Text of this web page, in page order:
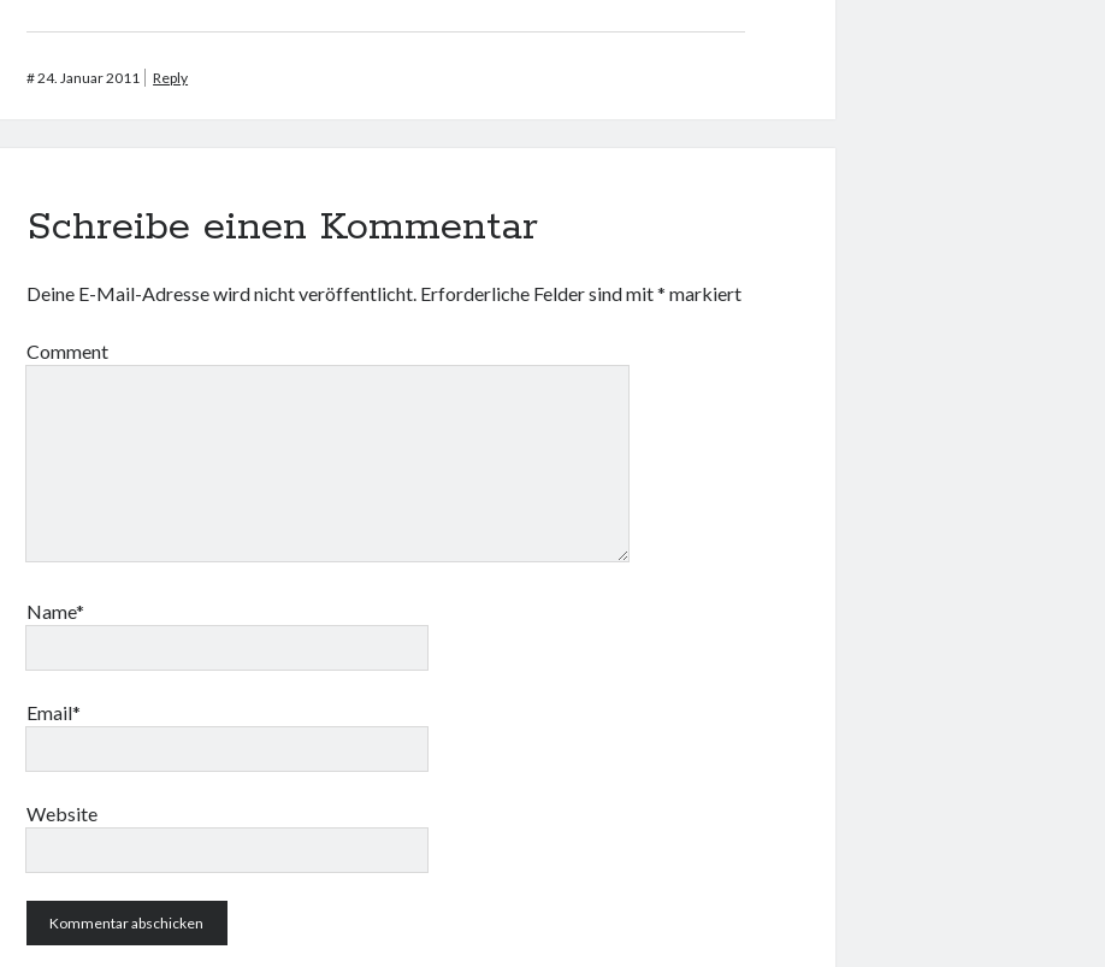
#24. Januar 2011 Reply
Schreibe einen Kommentar
Deine E-Mail-Adresse wird nicht veröffentlicht. Erforderliche Felder sind mit* markiert
Comment
Name*
Email*
Website